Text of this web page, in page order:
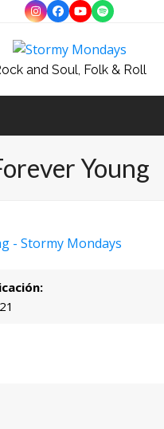
Instagram
Facebook
YouTube
Spotify
and Soul, Folk & Roll
Young